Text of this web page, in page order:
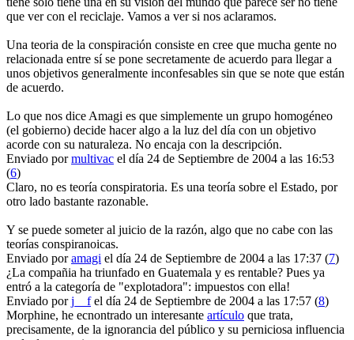
que ver con el reciclaje. Vamos a ver si nos aclaramos.
Una teoria de la conspiración consiste en cree que mucha gente no
relacionada entre sí se pone secretamente de acuerdo para llegar a
unos objetivos generalmente inconfesables sin que se note que están
de acuerdo.
Lo que nos dice Amagi es que simplemente un grupo homogéneo
(el gobierno) decide hacer algo a la luz del día con un objetivo
acorde con su naturaleza. No encaja con la descripción.
Enviado pormultivac el día 24 de Septiembre de 2004 a las 16:53
(6)
Claro, no es teoría conspiratoria. Es una teoría sobre el Estado, por
otro lado bastante razonable.
Y se puede someter al juicio de la razón, algo que no cabe con las
teorías conspiranoicas.
Enviado poramagi el día 24 de Septiembre de 2004 a las 17:37 (7)
¿La compañia ha triunfado en Guatemala y es rentable? Pues ya
entró a la categoría de "explotadora": impuestos con ella!
Enviado porj__fel día 24 de Septiembre de 2004 a las 17:57 (8)
Morphine, he ecnontrado un interesante artículo que trata,
precisamente, de la ignorancia del público y su perniciosa influencia